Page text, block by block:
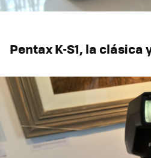
Pentax K-S1, la clásica